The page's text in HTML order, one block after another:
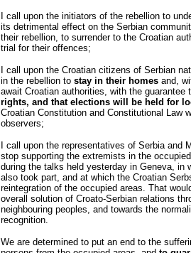
I call upon the initiators of the rebellion to
its detrimental effect on the Serbian
their rebellion, to surrender to the Croatian
trial for their offences;
I call upon the Croatian citizens of Serbian
in the rebellion to stay in their homes and,
await Croatian authorities, with the guarantee
rights, and that elections will be held for
Croatian Constitution and Constitutional Law
observers;
I call upon the representatives of Serbia and
stop supporting the extremists in the
during the talks held yesterday in Geneva, in
also took part, and at which the Croatian
reintegration of the occupied areas. That
overall solution of Croato-Serbian relations
neighbouring peoples, and towards the
recognition.
We are determined to put an end to the